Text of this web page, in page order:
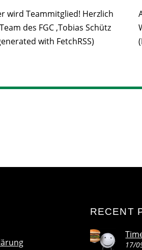
wird Teammitglied! Herzlich
des FGC ,Tobias Schütz
with FetchRSS)
RECENT
17/